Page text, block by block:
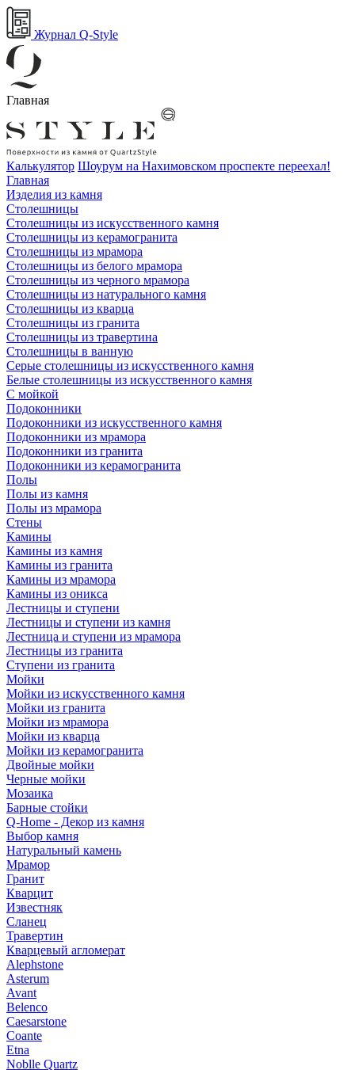
Журнал Q-Style
Главная
Калькулятор Шоурум на Нахимовском проспекте переехал!
Главная
Изделия из камня
Столешницы
Столешницы из искусственного камня
Столешницы из керамогранита
Столешницы из мрамора
Столешницы из белого мрамора
Столешницы из черного мрамора
Столешницы из натурального камня
Столешницы из кварца
Столешницы из гранита
Столешницы из травертина
Столешницы в ванную
Серые столешницы из искусственного камня
Белые столешницы из искусственного камня
С мойкой
Подоконники
Подоконники из искусственного камня
Подоконники из мрамора
Подоконники из гранита
Подоконники из керамогранита
Полы
Полы из камня
Полы из мрамора
Стены
Камины
Камины из камня
Камины из гранита
Камины из мрамора
Камины из оникса
Лестницы и ступени
Лестницы и ступени из камня
Лестница и ступени из мрамора
Лестницы из гранита
Ступени из гранита
Мойки
Мойки из искусственного камня
Мойки из гранита
Мойки из мрамора
Мойки из кварца
Мойки из керамогранита
Двойные мойки
Черные мойки
Мозаика
Барные стойки
Q-Home - Декор из камня
Выбор камня
Натуральный камень
Мрамор
Гранит
Кварцит
Известняк
Сланец
Травертин
Кварцевый агломерат
Alephstone
Asterum
Avant
Belenco
Caesarstone
Coante
Etna
Noblle Quartz